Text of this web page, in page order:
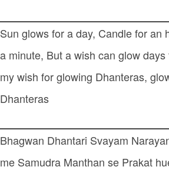
Sun glows for a day, Candle for an
a minute, But a wish can glow
my wish for glowing Dhanteras,
Dhanteras
Bhagwan Dhantari Svayam
me Samudra Manthan se Prakat